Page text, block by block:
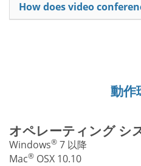
How does video
動作
オペレーティング シ
Windows® 7 以降
Mac® OSX 10.10